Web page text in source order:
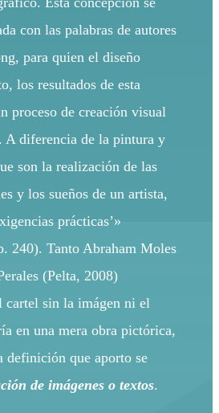
con las palabras de autores
para quien el diseño
los resultados de esta
proceso de creación visual
A diferencia de la pintura y
son la realización de las
y los sueños de un artista,
prácticas’»
240). Tanto Abraham Moles
(Pelta, 2008)
cartel sin la imágen ni el
en una mera obra pictórica,
definición que aporto se
de imágenes o textos.